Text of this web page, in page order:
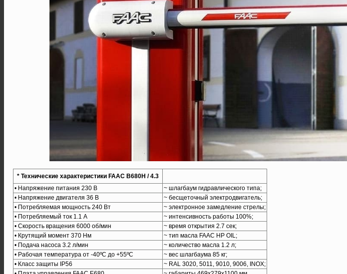
* Технические характеристики FAAC B680H / 4.3
• Напряжение питания 230 В
~ шлагбаум гидравлического типа;
• Напряжение двигателя 36 В
~ бесщеточный электродвигатель;
• Потребляемая мощность 240 Вт
~ электронное замедление стрелы;
• Потребляемый ток 1.1 А
~ интенсивность работы 100%;
• Скорость вращения 6000 об/мин
~ время открытия 2.7 сек;
• Крутящий момент 370 Нм
~ тип масла FAAC HP OIL;
• Подача насоса 3.2 л/мин
~ количество масла 1.2 л;
• Рабочая температура от -40ºС до +55ºС
~ вес шлагбаума 85 кг;
• Класс защиты IP56
~ RAL 3020, 5011, 9010, 9006, INOX;